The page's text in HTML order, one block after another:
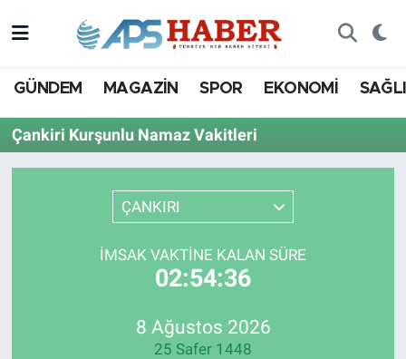
GÜNDEM MAGAZİN SPOR EKONOMİ
Çankiri Kurşunlu Namaz Vakitleri
ÇANKIRI
İMSAK VAKTINE KALAN SÜRE
02:54:36
8 Ağustos 2026
25 Safer 1448